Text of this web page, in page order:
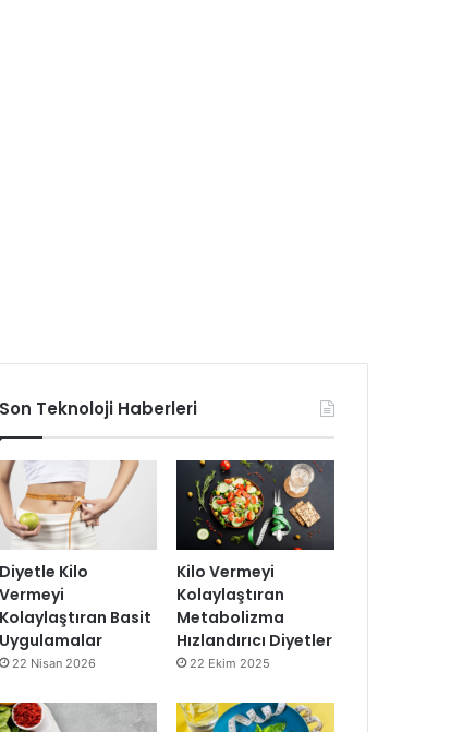
Son Teknoloji Haberleri
Diyetle Kilo
Vermeyi
Kolaylaştıran Basit
Uygulamalar
22 Nisan 2026
Kilo Vermeyi
Kolaylaştıran
Metabolizma
Hızlandırıcı Diyetler
22 Ekim 2025